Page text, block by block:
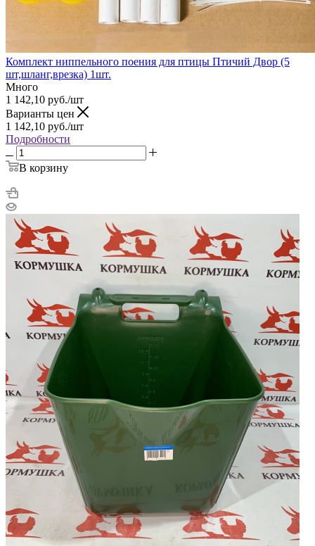
Комплект ниппельного поения для птицы Птичий Двор (5
шт,шланг,врезка) 1шт.
Много
1 142,10 руб./шт
Варианты цен
1 142,10 руб./шт
Подробности
В корзину